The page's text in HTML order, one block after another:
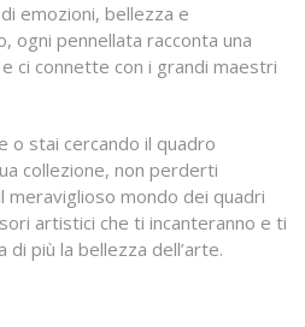
emozioni, bellezza e
ogni pennellata racconta una
ci connette con i grandi maestri
o stai cercando il quadro
collezione, non perderti
meraviglioso mondo dei quadri
artistici che ti incanteranno e ti
più la bellezza dell’arte.